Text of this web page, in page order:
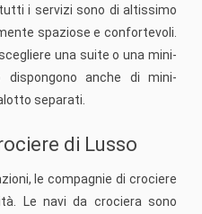
i servizi sono di altissimo
spaziose e confortevoli.
una suite o una mini-
anche di mini-
separati.
di Lusso
le compagnie di crociere
Le navi da crociera sono